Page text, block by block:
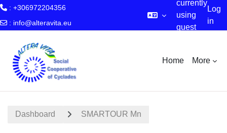
: +306972204356
: info@alteravita.eu
currently
using
guest
Log
in
Home More
Dashboard SMARTOUR Mn